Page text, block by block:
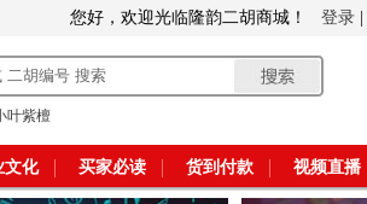
您好，欢迎光临隆韵二胡商城！ 登录
叶紫檀
文化 买家必读 货到付款 视频直播